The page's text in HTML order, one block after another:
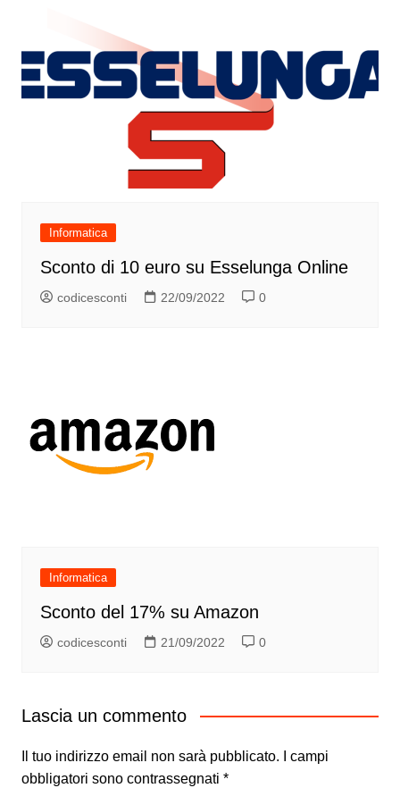
Informatica
Sconto di 10 euro su Esselunga Online
codicesconti 22/09/2022 0
Informatica
Sconto del 17% su Amazon
codicesconti 21/09/2022 0
Lascia un commento
Il tuo indirizzo email non sarà pubblicato.
I campi
obbligatori sono contrassegnati *